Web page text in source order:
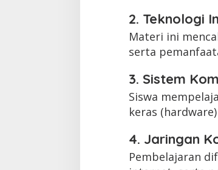
2. Teknologi
Materi ini
serta
3. Sistem
Siswa
keras
4. Jaringan
Pembelajaran